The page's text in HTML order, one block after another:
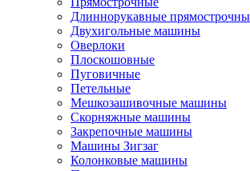
Длиннорукавные
Двухигольные машины
Оверлоки
Плоскошовные
Пуговичные
Петельные
Мешкозашивочные машины
Скорняжные машины
Закрепочные машины
Машины Зигзаг
Колонковые машины